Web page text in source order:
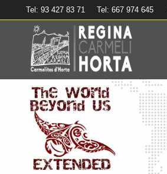
Tel: 93 427 83 71 Tel: 667 974 645